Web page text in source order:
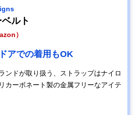
ルト
）
アでの着用もOK
ンドが取り扱う、ストラップはナイロ
カーボネート製の金属フリーなアイテ